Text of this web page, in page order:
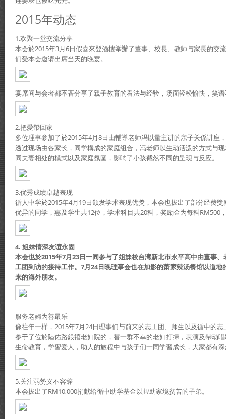
2015年动态
1.欢聚一堂交流分享
本会於2015年3月6日假喜來登酒樓举辦了董事、校長、教师与家長的交
们受本会邀请出席当天的晚宴。
宴席间与会者都不吝分享了親子教育的看法与经验，场面轻松愉快，笑
2.把愛帶回家
多位理事参加了於2015年4月8日由輔導老师冯以量主讲的亲子关係讲座
透过现场由各家长，同学構成的家庭组合，冯老师以生动活泼的方式与
同夫妻相处的模式以及家庭氛圍，影响了小孩截然不同的呈现与反应。
3.优秀成绩卓越表现
循人中学於2015年4月19日颁发学术表现优獎，本会也拔出了部分经费
优异的同学，惠及学生共12位，学术科目共20科，奖励金为每科RM500
4. 姐妹情深友谊永固
本会也於2015年7月23日一同参与了姐妹校台湾新北市永平高中由董事
工团到访的接待工作。7月24日晚理事会也在加影的萧家辣汤餐馆以道地
来的海外朋友。
服务老婦为善最乐
像往年一样，2015年7月24日理事们与前来的志工团、师生以及循中的
参于了位於陸佑路銀禧老妇院的，替一群不幸的老妇打掃，表演及帶动
生命教育，学習爱人，助人的旅程中与孩子们一同学習成长，大家都有
5.关注弱勢义不容辞
本会拔出了RM10,000捐献给循中助学基金以帮助家境贫苦的子弟。